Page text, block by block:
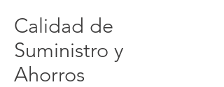
Calidad de
Suministro y
Ahorros